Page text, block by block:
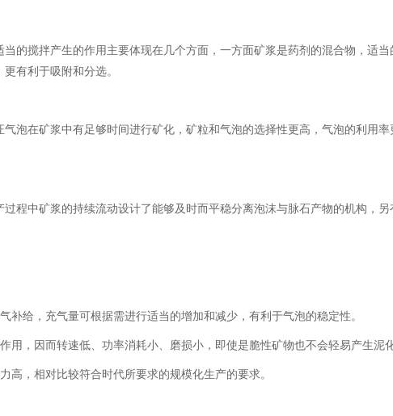
的搅拌产生的作用主要体现在几个方面，一方面矿浆是药剂的混合物，适
有利于吸附和分选。
泡在矿浆中有足够时间进行矿化，矿粒和气泡的选择性更高，气泡的利用
过程中矿浆的持续流动设计了能够及时而平稳分离泡沫与脉石产物的机构，
补给，充气量可根据需进行适当的增加和减少，有利于气泡的稳定性。
用，因而转速低、功率消耗小、磨损小，即使是脆性矿物也不会轻易产生泥
高，相对比较符合时代所要求的规模化生产的要求。